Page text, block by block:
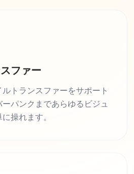
ファー
トランスファーをサポート
パンクまであらゆるビジュ
操れます。